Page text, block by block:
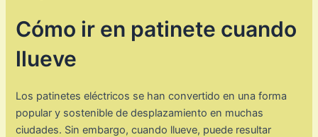
Cómo ir en patinete cuando
llueve
Los patinetes eléctricos se han convertido en una forma
popular y sostenible de desplazamiento en muchas
ciudades. Sin embargo, cuando llueve, puede resultar